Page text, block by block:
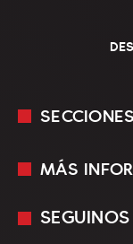
SECCIONES
En Vivo
MÁS
Mediakit
SEGUINOS